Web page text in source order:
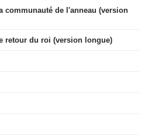
communauté de l'anneau (version
retour du roi (version longue)